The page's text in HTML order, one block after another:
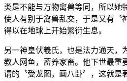
类是不能与万物禽兽等同，所以她
使人有别于禽兽乱交，于是又有〝
得以在地球上开始繁衍生息。
另一神皇伏羲氏，也是法力通天，
教人网鱼，蓄养家畜。他下世最重
谓的〝受龙图，画八卦〞，这就是